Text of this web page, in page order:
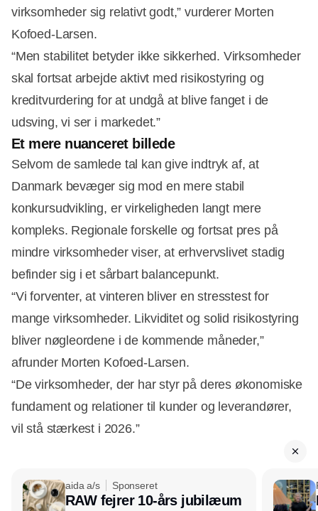
virksomheder sig relativt godt,” vurderer Morten
Kofoed-Larsen.
“Men stabilitet betyder ikke sikkerhed. Virksomheder
skal fortsat arbejde aktivt med risikostyring og
kreditvurdering for at undgå at blive fanget i de
udsving, vi ser i markedet.”
Et mere nuanceret billede
Selvom de samlede tal kan give indtryk af, at
Danmark bevæger sig mod en mere stabil
konkursudvikling, er virkeligheden langt mere
kompleks. Regionale forskelle og fortsat pres på
mindre virksomheder viser, at erhvervslivet stadig
befinder sig i et sårbart balancepunkt.
“Vi forventer, at vinteren bliver en stresstest for
mange virksomheder. Likviditet og solid risikostyring
bliver nøgleordene i de kommende måneder,”
afrunder Morten Kofoed-Larsen.
“De virksomheder, der har styr på deres økonomiske
fundament og relationer til kunder og leverandører,
vil stå stærkest i 2026.”
aida a/s Sponseret
RAW fejrer 10-års jubilæum